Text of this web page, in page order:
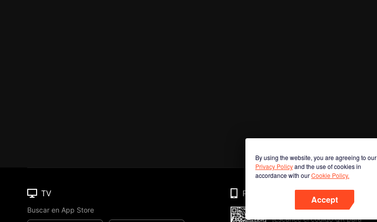
By using the website, you are agreeing to our
Privacy Policyand the use of cookies in
accordance with ourCookie Policy.
Accept
TV
Buscar en App Store
Phone
¡Escanee el código QR para